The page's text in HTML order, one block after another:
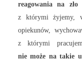
reagowania na zło
z którymi żyjemy,
opiekunów,
z którymi
nie może na takie